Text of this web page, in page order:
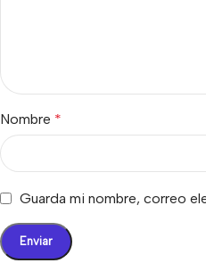
Nombre *
Guarda mi nombre, correo